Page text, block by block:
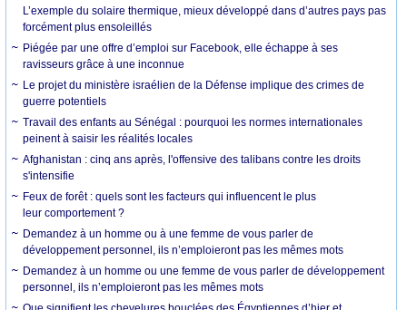
L’exemple du solaire thermique, mieux développé dans d’autres pays pas
forcément plus ensoleillés
Piégée par une offre d’emploi sur Facebook, elle échappe à ses
ravisseurs grâce à une inconnue
Le projet du ministère israélien de la Défense implique des crimes de
guerre potentiels
Travail des enfants au Sénégal : pourquoi les normes internationales
peinent à saisir les réalités locales
Afghanistan : cinq ans après, l'offensive des talibans contre les droits
s'intensifie
Feux de forêt : quels sont les facteurs qui influencent le plus
leur comportement ?
Demandez à un homme ou à une femme de vous parler de
développement personnel, ils n’emploieront pas les mêmes mots
Demandez à un homme ou une femme de vous parler de développement
personnel, ils n’emploieront pas les mêmes mots